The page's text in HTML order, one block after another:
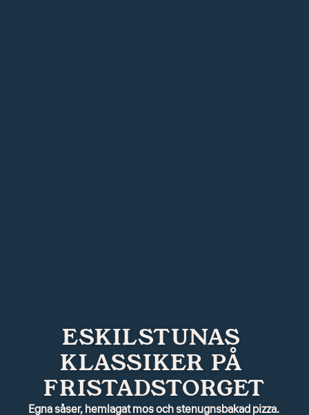
SEDAN 1983
ESKILSTUNAS
KLASSIKER PÅ
FRISTADSTORGET
Egna såser, hemlagat mos och stenugnsbakad pizza.